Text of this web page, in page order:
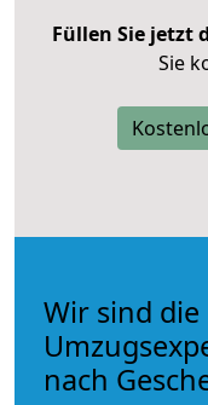
Füllen Sie jetzt
Sie
Wir sind die
nach